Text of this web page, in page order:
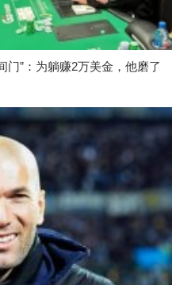
门”：为躺赚2万美金，他磨了